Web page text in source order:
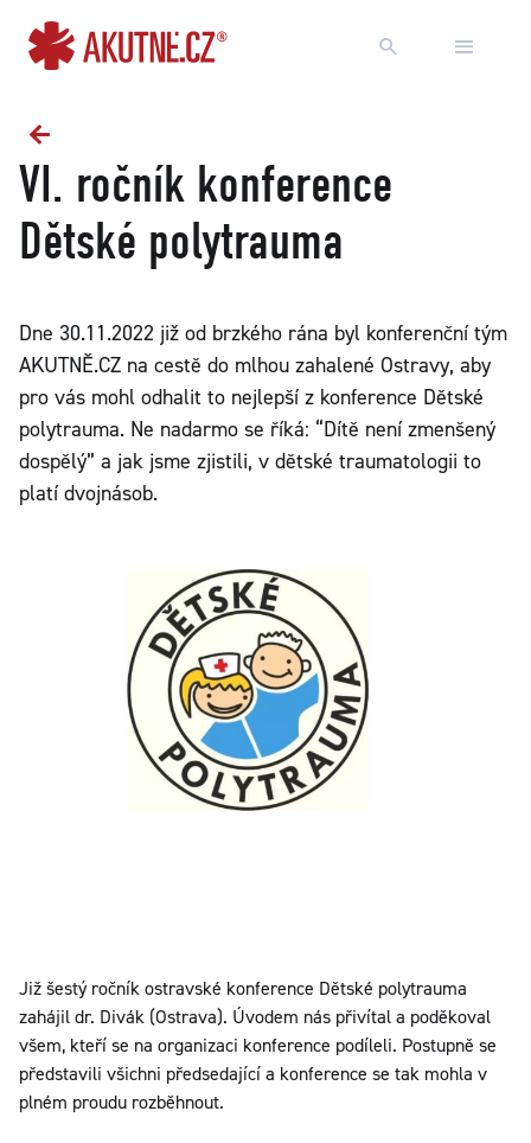
VI. ročník konference
Dětské polytrauma
Dne 30.11.2022 již od brzkého rána byl konferenční tým
AKUTNĚ.CZ na cestě do mlhou zahalené Ostravy, aby
pro vás mohl odhalit to nejlepší z konference Dětské
polytrauma. Ne nadarmo se říká: “Dítě není zmenšený
dospělý” a jak jsme zjistili, v dětské traumatologii to
platí dvojnásob.
Již šestý ročník ostravské konference Dětské polytrauma
zahájil dr. Divák (Ostrava). Úvodem nás přivítal a poděkoval
všem, kteří se na organizaci konference podíleli. Postupně se
představili všichni předsedající a konference se tak mohla v
plném proudu rozběhnout.